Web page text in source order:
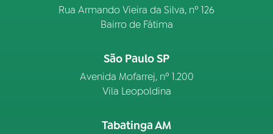
Rua Armando Vieira da Silva, nº 126
Bairro de Fátima
São Paulo SP
Avenida Mofarrej, nº 1.200
Vila Leopoldina
Tabatinga AM